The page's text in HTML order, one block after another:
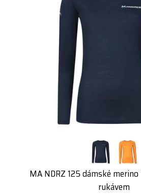
MA NDRZ 125 dámské
rukávem